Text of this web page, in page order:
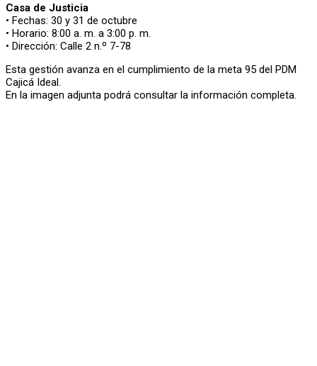
Casa de Justicia
• Fechas: 30 y 31 de octubre
• Horario: 8:00 a. m. a 3:00 p. m.
• Dirección: Calle 2 n.º 7-78
Esta gestión avanza en el cumplimiento de la meta 95 del PDM
Cajicá Ideal.
En la imagen adjunta podrá consultar la información completa.